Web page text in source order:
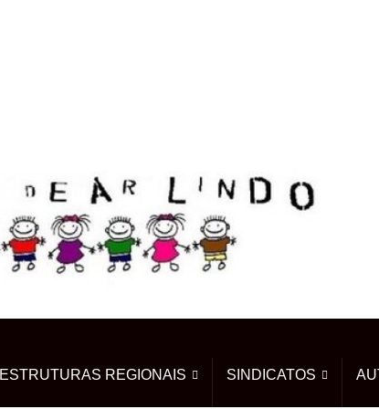
ESTRUTURAS REGIONAIS SINDICATOS